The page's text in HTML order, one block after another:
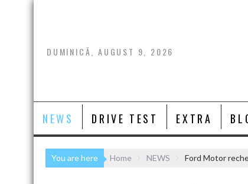
Skip
DUMINICĂ, AUGUST 9, 2026
NEWS DRIVE TEST EXTRA
You are here Home NEWS Ford Motor